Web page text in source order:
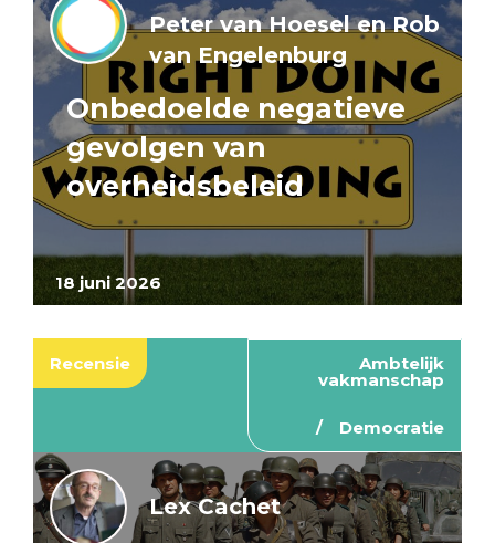
18 juni 2026
Peter van Hoesel en Rob
van Engelenburg
Onbedoelde negatieve
gevolgen van
overheidsbeleid
Recensie Ambtelijk
vakmanschap
Democratie
Lex Cachet